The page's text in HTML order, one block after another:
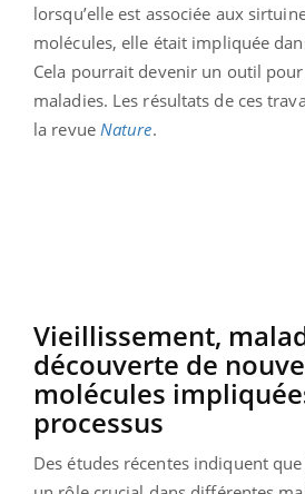
lorsqu’elle est associée aux
molécules, elle était impliquée
Cela pourrait devenir un outil
maladies. Les résultats de ces
la revue Nature.
Vieillissement,
découverte de
molécules
processus
Des études récentes indiquent